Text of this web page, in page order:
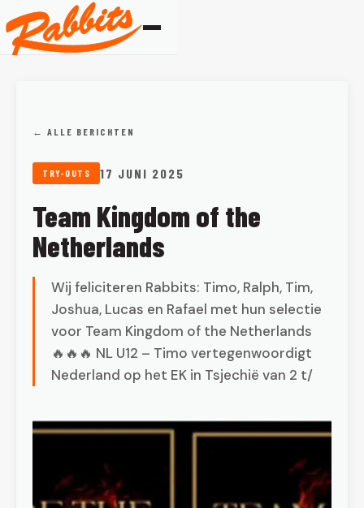
← ALLE BERICHTEN
TRY-OUTS 17 JUNI 2025
Team Kingdom of the
Netherlands
Wij feliciteren Rabbits: Timo, Ralph, Tim,
Joshua, Lucas en Rafael met hun selectie
voor Team Kingdom of the Netherlands
🔥🔥🔥 NL U12 – Timo vertegenwoordigt
Nederland op het EK in Tsjechië van 2 t/